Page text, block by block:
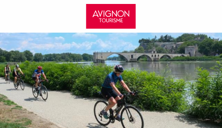
principal